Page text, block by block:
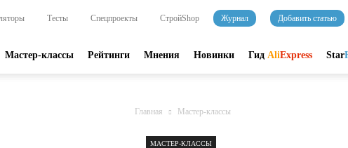
Тесты Спецпроекты СтройShop Журнал Добавить статью
Мастер-классы Рейтинги Мнения Новинки Гид AliExpress Star
Главная Мастер-классы
МАСТЕР-КЛАССЫ